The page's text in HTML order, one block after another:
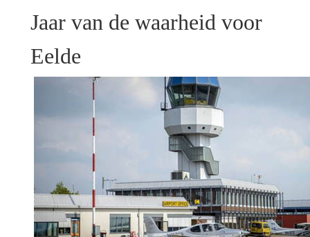
Jaar van de waarheid voor
Eelde